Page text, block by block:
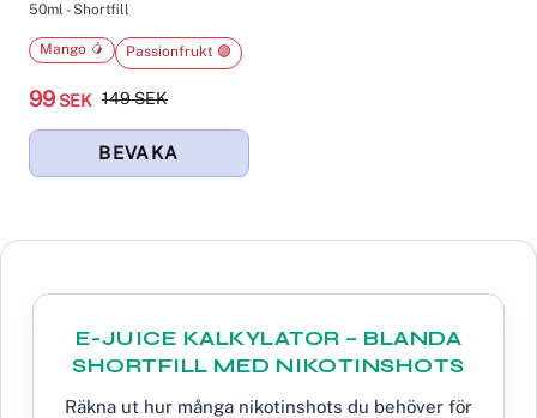
50ml - Shortfill
99 SEK 149SEK
Mango 🥭 Passionfrukt 🟣
E-JUICE KALKYLATOR – BLANDA
SHORTFILL MED NIKOTINSHOTS
Räkna ut hur många nikotinshots du behöver för